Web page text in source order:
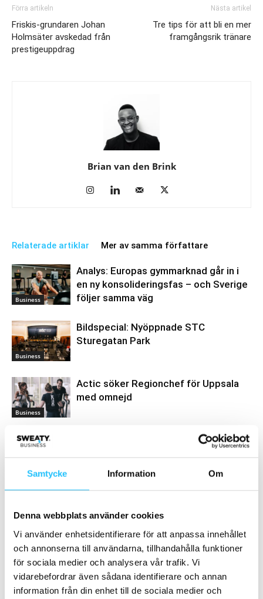
Samtycke Information Om
Denna webbplats använder cookies
Vi använder enhetsidentifierare för att anpassa innehållet
och annonserna till användarna, tillhandahålla funktioner
för sociala medier och analysera vår trafik. Vi
vidarebefordrar även sådana identifierare och annan
information från din enhet till de sociala medier och
Förra artikeln
Friskis-grundaren Johan
Holmsäter avskedad från
prestigeuppdrag
Nästa artikel
Tre tips för att bli en mer
framgångsrik tränare
Brian van den Brink
Relaterade artiklar Mer av samma författare
Business
Analys: Europas gymmarknad går in i
en ny konsolideringsfas – och Sverige
följer samma väg
Business
Bildspecial: Nyöppnade STC
Sturegatan Park
Business
Actic söker Regionchef för Uppsala
med omnejd
Samarbete
MEST POPULÄRA
Nyhet från Casall: Iconic wool lined sports
bra
2023-09-19